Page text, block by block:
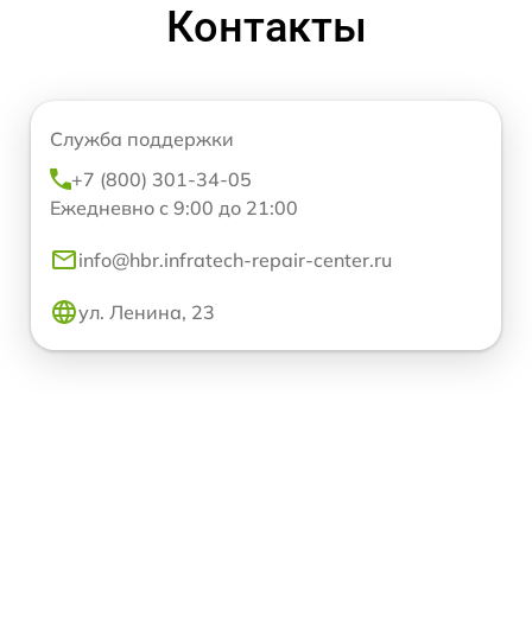
Контакты
Служба поддержки
+7 (800) 301-34-05
Ежедневно с 9:00 до 21:00
info@hbr.infratech-repair-center.ru
ул. Ленина, 23